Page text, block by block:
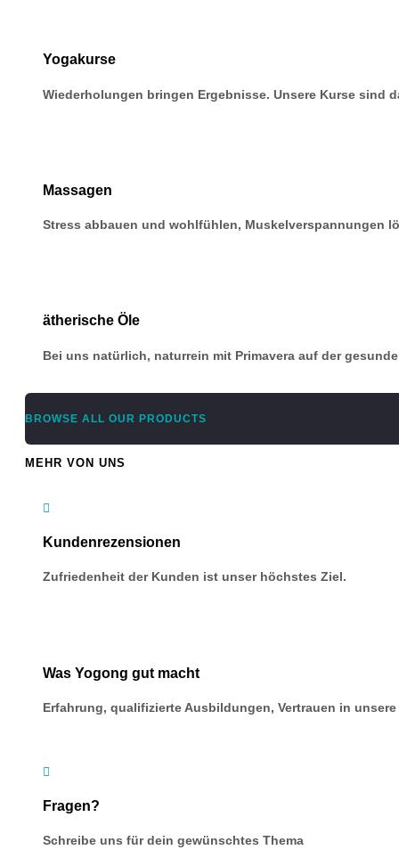
Yogakurse
Wiederholungen bringen Ergebnisse. Unsere Kurse sind
Massagen
Stress abbauen und wohlfühlen, Muskelverspannungen
ätherische Öle
Bei uns natürlich, naturrein mit Primavera auf der
BROWSE ALL OUR PRODUCTS
MEHR VON UNS

Kundenrezensionen
Zufriedenheit der Kunden ist unser höchstes Ziel.
Was Yogong gut macht
Erfahrung, qualifizierte Ausbildungen, Vertrauen in

Fragen?
Schreibe uns für dein gewünschtes Thema